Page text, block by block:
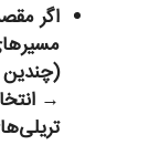
اگر
(چندین
→